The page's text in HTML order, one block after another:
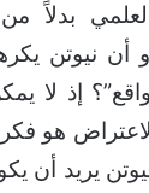
بدلاً
أن نيوتن
إذ لا
هو
نيوتن يريد